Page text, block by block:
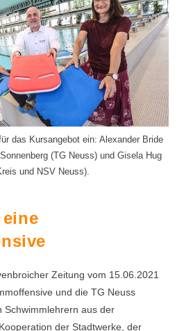
das Kursangebot ein: Alexander Bride
(TG Neuss) und Gisela Hug
und NSV Neuss).
Zeitung vom 15.06.2021
und die TG Neuss
Schwimmlehrern aus der
der Stadtwerke, der